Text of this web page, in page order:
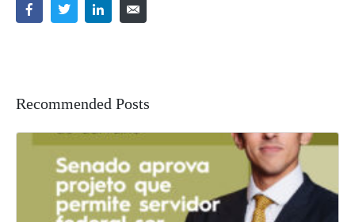
Recommended Posts